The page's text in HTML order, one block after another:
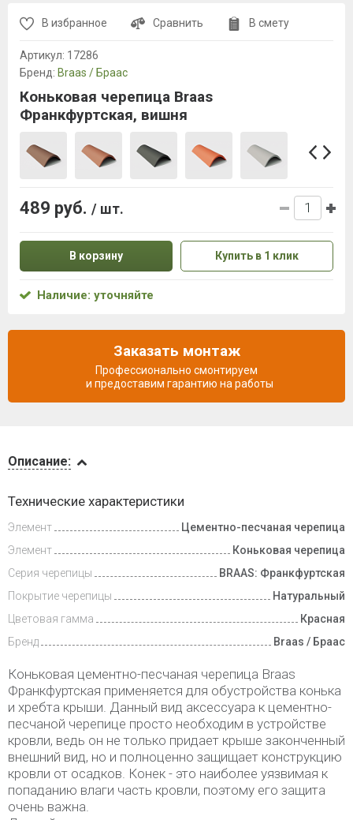
и оплата
Описание:
Технические характеристики
Элемент
Цементно-песчаная черепица
Элемент
Коньковая черепица
Серия черепицы
BRAAS: Франкфуртская
Покрытие черепицы
Натуральный
Цветовая гамма
Красная
Бренд
Braas / Браас
Коньковая цементно-песчаная черепица Braas
Франкфуртская применяется для обустройства конька
и хребта крыши. Данный вид аксессуара к цементно-
песчаной черепице просто необходим в устройстве
кровли, ведь он не только придает крыше законченный
внешний вид, но и полноценно защищает конструкцию
кровли от осадков. Конек - это наиболее уязвимая к
попаданию влаги часть кровли, поэтому его защита
очень важна.
В избранное Сравнить В смету
Артикул: 17286
Бренд: Braas / Браас
Коньковая черепица Braas
Франкфуртская, вишня
489 руб. / шт.
В корзину Купить в 1 клик
Наличие: уточняйте
Заказать монтаж
Профессионально смонтируем
и предоставим гарантию на работы